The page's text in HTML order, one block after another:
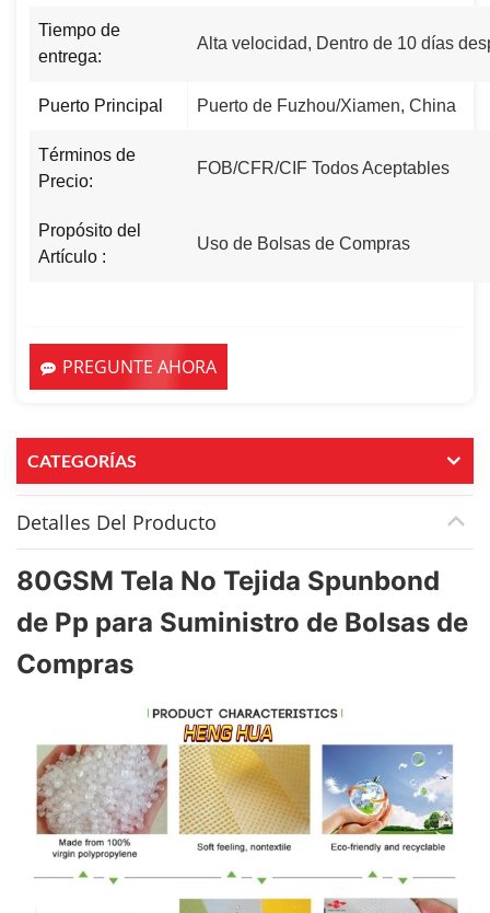
Tiempo de
entrega:
Alta velocidad, Dentro de 10 días
Puerto Principal Puerto de Fuzhou/Xiamen, China
Términos de
Precio:
FOB/CFR/CIF Todos Aceptables
Propósito del
Artículo :
Uso de Bolsas de Compras
PREGUNTE AHORA
CATEGORÍAS
Detalles Del Producto
80GSM Tela No Tejida Spunbond
de Pp para Suministro de Bolsas de
Compras